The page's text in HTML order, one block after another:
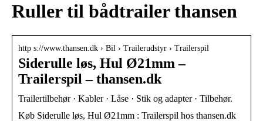
Ruller til bådtrailer thansen
http s://www.thansen.dk › Bil › Trailerudstyr › Trailerspil
Siderulle løs, Hul Ø21mm –
Trailerspil – thansen.dk
Trailertilbehør · Kabler · Låse · Stik og adapter · Tilbehør.
Køb Siderulle løs, Hul Ø21mm : Trailerspil hos thansen.dk